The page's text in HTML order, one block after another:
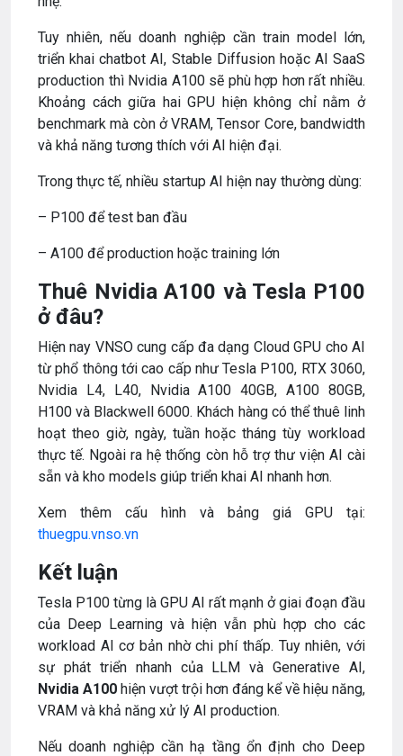
Tuy nhiên, nếu doanh nghiệp cần train model lớn,
triển khai chatbot AI, Stable Diffusion hoặc AI SaaS
production thì Nvidia A100 sẽ phù hợp hơn rất nhiều.
Khoảng cách giữa hai GPU hiện không chỉ nằm ở
benchmark mà còn ở VRAM, Tensor Core, bandwidth
và khả năng tương thích với AI hiện đại.
Trong thực tế, nhiều startup AI hiện nay thường dùng:
– P100 để test ban đầu
– A100 để production hoặc training lớn
Thuê Nvidia A100 và Tesla P100
ở đâu?
Hiện nay VNSO cung cấp đa dạng Cloud GPU cho AI
từ phổ thông tới cao cấp như Tesla P100, RTX 3060,
Nvidia L4, L40, Nvidia A100 40GB, A100 80GB,
H100 và Blackwell 6000. Khách hàng có thể thuê linh
hoạt theo giờ, ngày, tuần hoặc tháng tùy workload
thực tế. Ngoài ra hệ thống còn hỗ trợ thư viện AI cài
sẵn và kho models giúp triển khai AI nhanh hơn.
Xem thêm cấu hình và bảng giá GPU tại:
thuegpu.vnso.vn
Kết luận
Tesla P100 từng là GPU AI rất mạnh ở giai đoạn đầu
của Deep Learning và hiện vẫn phù hợp cho các
workload AI cơ bản nhờ chi phí thấp. Tuy nhiên, với
sự phát triển nhanh của LLM và Generative AI,
Nvidia A100 hiện vượt trội hơn đáng kể về hiệu năng,
VRAM và khả năng xử lý AI production.
Nếu doanh nghiệp cần hạ tầng ổn định cho Deep